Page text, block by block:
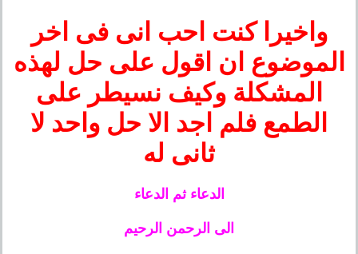
واخيرا كنت احب انى فى اخر
الموضوع ان اقول على حل لهذه
المشكلة وكيف نسيطر على
الطمع فلم اجد الا حل واحد لا
ثانى له
الدعاء ثم الدعاء
الى الرحمن الرحيم